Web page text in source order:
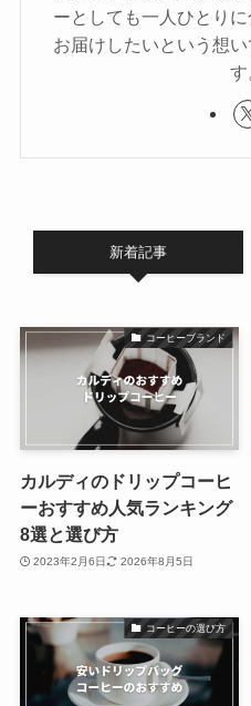
ーとしても一人ひとり
お届けしたいという想
す
新着記事
コーヒーブランド
カルディのドリップコーヒ
ーおすすめ人気ランキング
8選と選び方
2023年2月6日 2026年8月5日
コーヒーの選び方